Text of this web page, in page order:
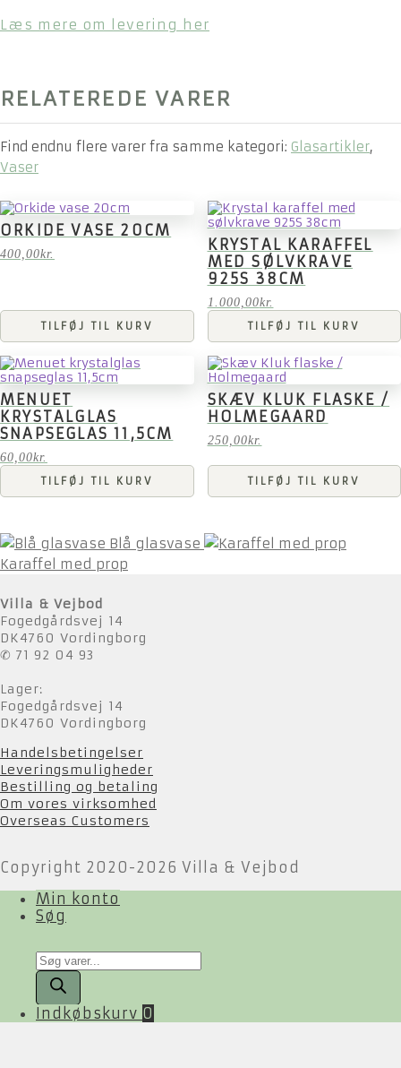
Læs mere om levering her
RELATEREDE VARER
Find endnu flere varer fra samme kategori: Glasartikler,
Vaser
ORKIDE VASE 20CM
400,00kr.
TILFØJ TIL KURV
KRYSTAL KARAFFEL
MED SØLVKRAVE
925S 38CM
1.000,00kr.
TILFØJ TIL KURV
MENUET
KRYSTALGLAS
SNAPSEGLAS 11,5CM
60,00kr.
TILFØJ TIL KURV
SKÆV KLUK FLASKE /
HOLMEGAARD
250,00kr.
TILFØJ TIL KURV
Blå glasvase
Karaffel med prop
Villa & Vejbod
Fogedgårdsvej 14
DK4760 Vordingborg
✆ 71 92 04 93
Lager:
Fogedgårdsvej 14
DK4760 Vordingborg
Handelsbetingelser
Leveringsmuligheder
Bestilling og betaling
Om vores virksomhed
Overseas Customers
Copyright 2020-2026 Villa & Vejbod
Min konto
Søg
Products
search
Indkøbskurv 0